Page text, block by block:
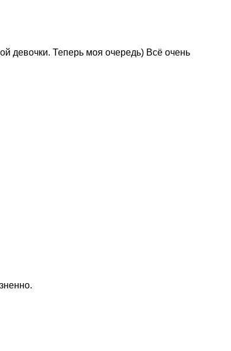
девочки. Теперь моя очередь) Всё очень